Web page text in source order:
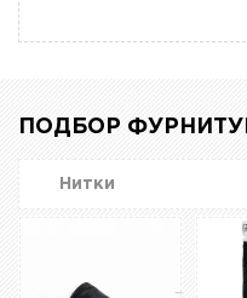
ПОДБОР
Нитки